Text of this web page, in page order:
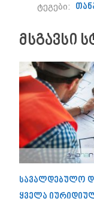
ტეგები:
მსგავსი
სავალდებულო
ყველა